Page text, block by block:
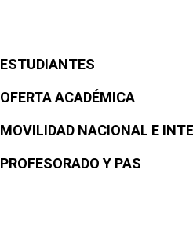
ESTUDIANTES
OFERTA ACADÉMICA
MOVILIDAD NACIONAL E
PROFESORADO Y PAS